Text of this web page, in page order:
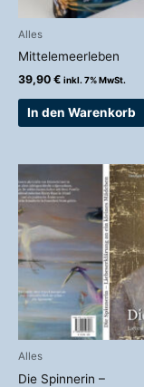
Alles
Mittelemeerleben
39,90 € inkl. 7% MwSt.
In den Warenkorb
Alles
Die Spinnerin –